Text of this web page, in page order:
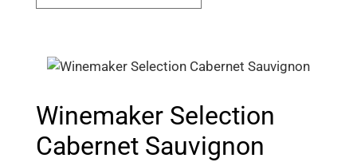
Winemaker Selection
Cabernet Sauvignon